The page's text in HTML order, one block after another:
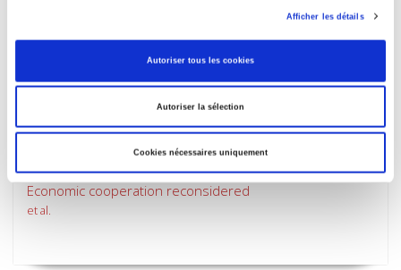
Afficher les détails
Autoriser tous les cookies
Autoriser la sélection
Cookies nécessaires uniquement
Revue économique 64-6, novembre 2013
Economic cooperation reconsidered
et al.